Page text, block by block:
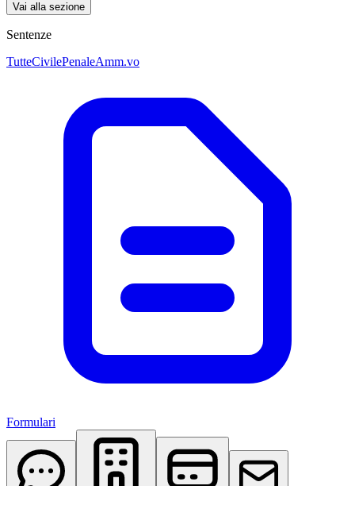
Vai alla sezione
Sentenze
TutteCivilePenaleAmm.vo
Formulari